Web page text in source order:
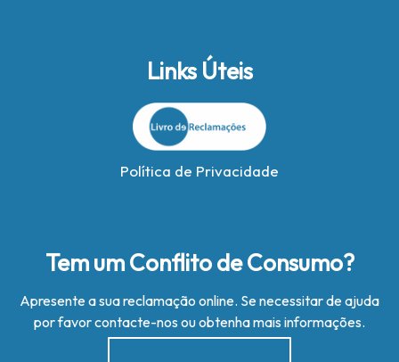
Links Úteis
Política de Privacidade
Tem um Conflito de Consumo?
Apresente a sua reclamação online. Se necessitar de ajuda
por favor contacte-nos ou obtenha mais informações.